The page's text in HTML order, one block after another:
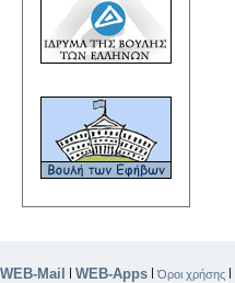
WEB-Mail WEB-Apps |Όροι χρήσης